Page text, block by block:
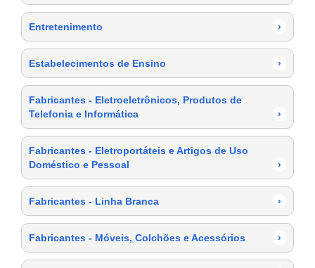
Entretenimento ›
Estabelecimentos de Ensino ›
Fabricantes - Eletroeletrônicos, Produtos de
Telefonia e Informática
›
Fabricantes - Eletroportáteis e Artigos de Uso
Doméstico e Pessoal
›
Fabricantes - Linha Branca ›
Fabricantes - Móveis, Colchões e Acessórios ›